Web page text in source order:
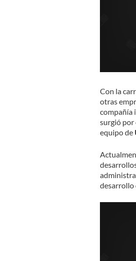
Con la
otras
compañía
surgió por
equipo de
desarrollo